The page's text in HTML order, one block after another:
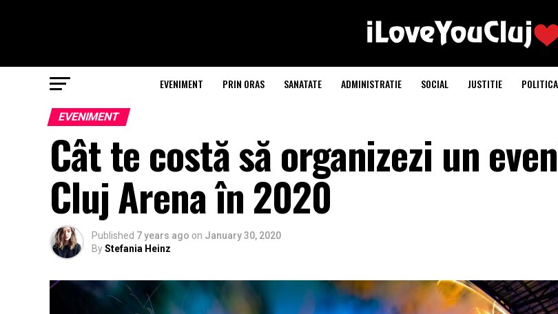
EVENIMENT PRIN ORAS SANATATE ADMINISTRATIE SOCIAL JUSTITIE POLITICA
EVENIMENT
Cât te costă să organizezi un
Cluj Arena în 2020
Published 7 years ago on January 30, 2020
ByStefania Heinz